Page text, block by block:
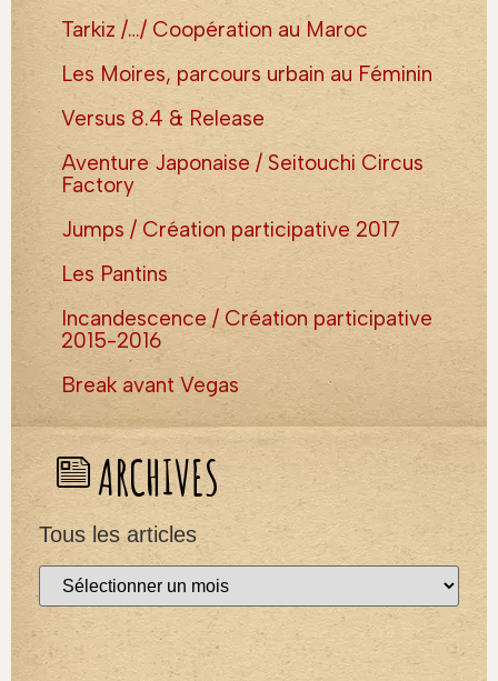
Tarkiz /…/ Coopération au Maroc
Les Moires, parcours urbain au Féminin
Versus 8.4 & Release
Aventure Japonaise / Seitouchi Circus
Factory
Jumps / Création participative 2017
Les Pantins
Incandescence / Création participative
2015-2016
Break avant Vegas
ARCHIVES
Tous les articles